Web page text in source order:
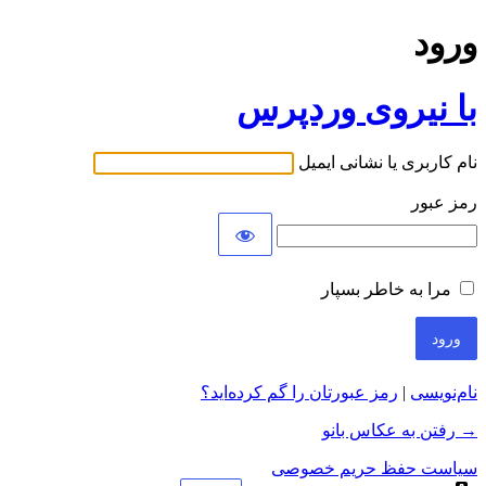
ورود
با نیروی وردپرس
نام کاربری یا نشانی ایمیل
رمز عبور
مرا به خاطر بسپار
نام‌نویسی | رمز عبورتان را گم کرده‌اید؟
→ رفتن به عکاس بانو
سیاست حفظ حریم خصوصی